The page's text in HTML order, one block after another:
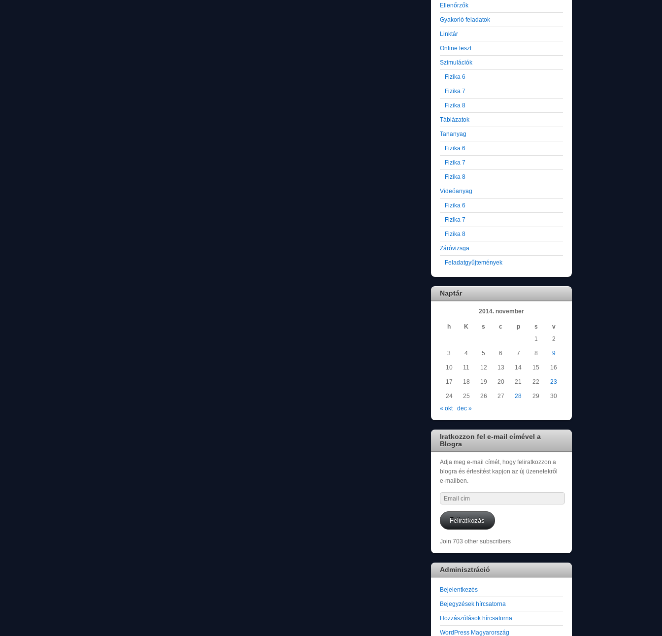
Ellenőrzők
Gyakorló feladatok
Linktár
Online teszt
Szimulációk
Fizika 6
Fizika 7
Fizika 8
Táblázatok
Tananyag
Fizika 6
Fizika 7
Fizika 8
Videóanyag
Fizika 6
Fizika 7
Fizika 8
Záróvizsga
Feladatgyűjtemények
Naptár
2014. november
h K s c p s
v
1
2
3 4 5 6 7 8 9
10 11 12 13 14 15 16
17 18 19 20 21 22 23
24 25 26 27 28 29
30
« okt
dec »
Iratkozzon fel e-mail címével a
Blogra
Adja meg e-mail címét, hogy feliratkozzon a
blogra és értesítést kapjon az új üzenetekről
e-mailben.
Email
cím
Feliratkozás
Join 703 other subscribers
Adminisztráció
Bejelentkezés
Bejegyzések hírcsatorna
Hozzászólások hírcsatorna
WordPress Magyarország